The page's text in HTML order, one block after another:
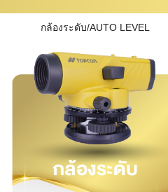
กล้องระดับ/AUTO LEVEL